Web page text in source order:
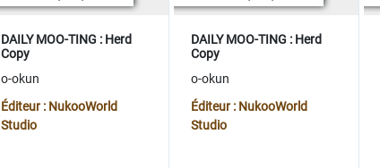
DAILY MOO-TING : Herd
Copy
o-okun
Éditeur : NukooWorld
Studio
DAILY MOO-TING : Herd
Copy
o-okun
Éditeur : NukooWorld
Studio